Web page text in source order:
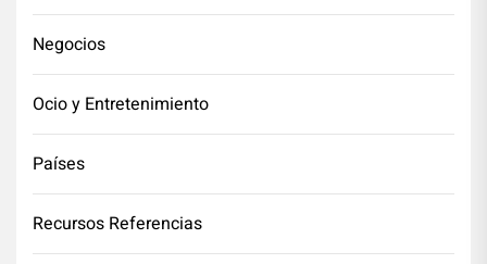
Negocios
Ocio y Entretenimiento
Países
Recursos Referencias